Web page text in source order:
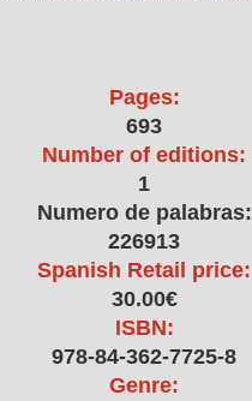
Pages:
693
Number of editions:
1
Numero de palabras:
226913
Spanish Retail price:
30.00€
ISBN:
978-84-362-7725-8
Genre: